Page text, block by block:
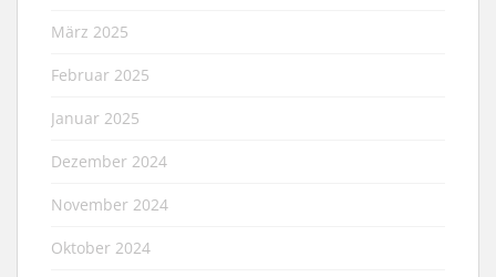
März 2025
Februar 2025
Januar 2025
Dezember 2024
November 2024
Oktober 2024